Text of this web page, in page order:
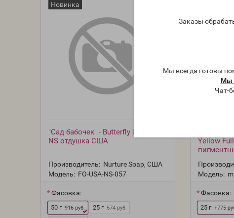
Заказы
Мы всегда готовы
Мы
Чат-
Новинка
"Сад бабочек" - Butterfly Garden
NS отдушка США
Производитель: Nurture Soap, США
Модель: FO-USA-NS-057
Фасовка:
50 г 916 руб. 25 г 574 руб.
Yellow
Модель:
Фасовка:
25 г +775